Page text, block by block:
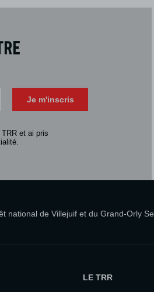
Je m'inscris
et ai pris
national de Villejuif et du Grand-Orly
LE TRR